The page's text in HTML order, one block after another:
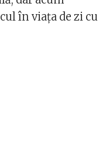
în viața de zi cu